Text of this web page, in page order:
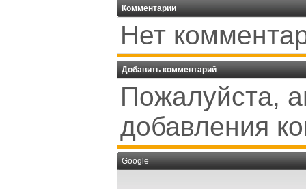
Комментарии
Нет
Добавить комментарий
Пожалуйста,
добавления
Google